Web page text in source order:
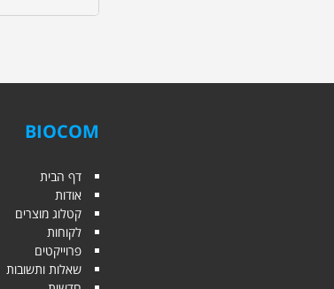
BIOCOM
דף הבית
אודות
קטלוג מוצרים
לקוחות
פרוייקטים
שאלות ותשובות